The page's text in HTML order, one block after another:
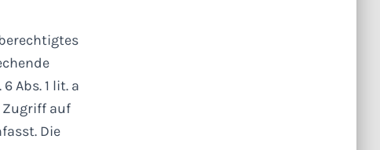
Abs. 1 lit. a
Zugriff auf
Die